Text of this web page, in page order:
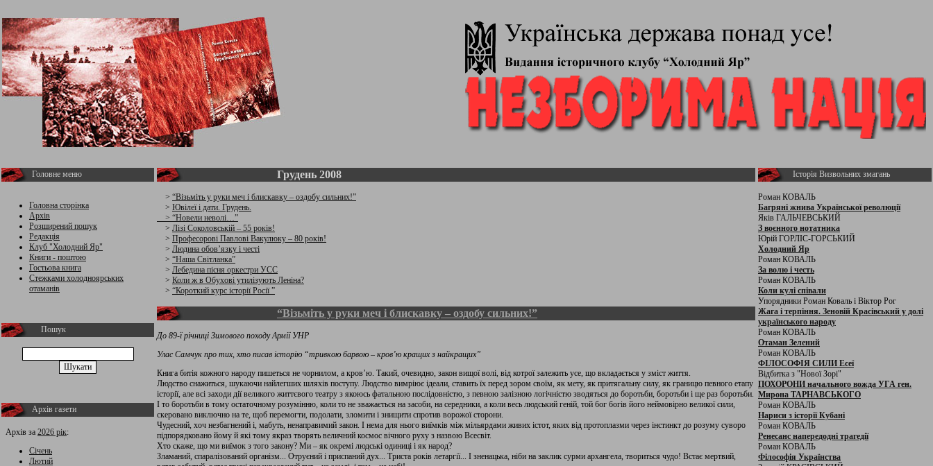
Головне меню
Головна сторінка
Архів
Розширений пошук
Редакція
Клуб "Холодний Яр"
Книги - поштою
Гостьова книга
Стежками холодноярських
отаманів
Пошук
Архів газети
Архів за 2026 рік:
Січень
Лютий
Грудень 2008
> “Візьміть у руки меч і блискавку – оздобу сильних!”
> Ювілеї і дати. Грудень.
> “Новели неволі…”
> Лізі Соколовській – 55 років!
> Професорові Павлові Вакулюку – 80 років!
> Людина обов’язку і честі
> “Наша Світланка”
> Лебедина пісня оркестри УСС
> Коли ж в Обухові утилізують Леніна?
> “Короткий курс історії Росії ”
“Візьміть у руки меч і блискавку – оздобу сильних!”
До 89-ї річниці Зимового походу Армії УНР
Улас Самчук про тих, хто писав історію “тривкою барвою – кров’ю кращих з найкращих”
Книга битія кожного народу пишеться не чорнилом, а кров’ю. Такий, очевидно, закон вищої волі, від котрої залежить усе, що вкладається у зміст життя.
Людство снажиться, шукаючи найлегших шля­хів поступу. Людство вимріює ідеали, ставить їх перед зором своїм, як мету, як притягальну силу, як границю певного етапу
історії, але всі заходи дії великого життєвого театру з якоюсь фаталь­ною послідовністю, з певною залізною логічністю зводяться до боротьби, боротьби і ще раз боротьби.
І то боротьби в тому остаточному розумінню, коли то не зважається на засоби, на середники, а коли весь людський геній, той бог богів його неймовірно великої сили,
скеровано виключно на те, щоб перемогти, подолати, зломити і знищити спротив ворожої сторони.
Чудесний, хоч незбагнений і, мабуть, ненаправимий закон. І нема для нього виїмків між мільярдами жи­вих істот, яких від протоплазми через інстинкт до розуму суворо
підпорядковано йому й які то­му якраз творять величний космос вічного руху з назвою Всесвіт.
Хто скаже, що ми виїмок з того закону? Ми – як окремі людські одиниці і як народ?
Зламаний, спаралізований організм... Отрує­ний і приспаний дух... Триста років летаргії... І зненацька, ніби на заклик сурми архангела, твориться чудо! Встає мертвий,
Історія Визвольних змагань
Роман КОВАЛЬ
Багряні жнива Української революції
Яків ГАЛЬЧЕВСЬКИЙ
З воєнного нотатника
Юрій ГОРЛІС-ГОРСЬКИЙ
Холодний Яр
Роман КОВАЛЬ
За волю і честь
Роман КОВАЛЬ
Коли кулі співали
Упорядники Роман Коваль і Віктор Рог
Жага і терпіння. Зеновій Красівський у долі
українського народу
Роман КОВАЛЬ
Отаман Зелений
Роман КОВАЛЬ
ФІЛОСОФІЯ СИЛИ Есеї
Відбитка з "Нової Зорі"
ПОХОРОНИ начального вожда УГА ген.
Мирона ТАРНАВСЬКОГО
Роман КОВАЛЬ
Нариси з історії Кубані
Роман КОВАЛЬ
Ренесанс напередодні трагедії
Роман КОВАЛЬ
Філософія Українства